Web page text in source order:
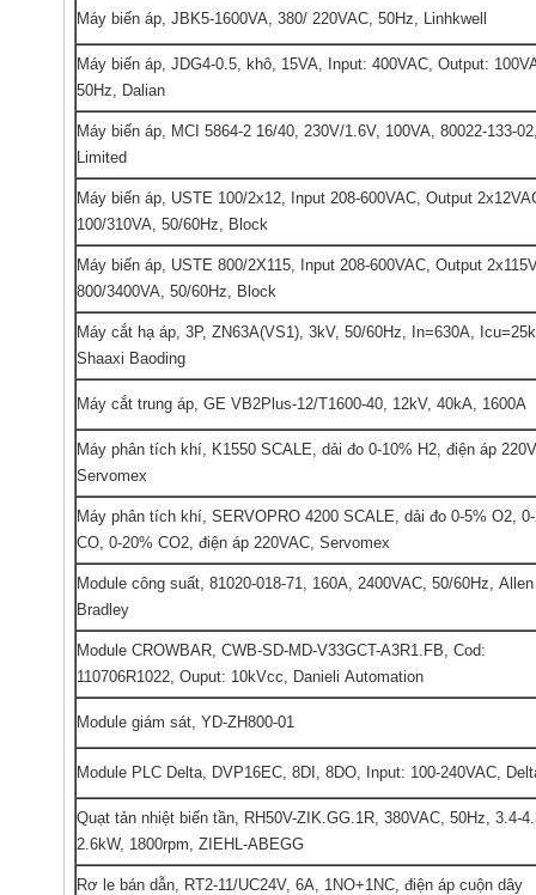
Máy biến áp, JBK5-1600VA, 380/ 220VAC, 50Hz, Linhkwell
Máy biến áp, JDG4-0.5, khô, 15VA, Input: 400VAC, Output:
50Hz, Dalian
Máy biến áp, MCI 5864-2 16/40, 230V/1.6V, 100VA, 80022-133-
Limited
Máy biến áp, USTE 100/2x12, Input 208-600VAC, Output
100/310VA, 50/60Hz, Block
Máy biến áp, USTE 800/2X115, Input 208-600VAC, Output
800/3400VA, 50/60Hz, Block
Máy cắt hạ áp, 3P, ZN63A(VS1), 3kV, 50/60Hz, In=630A,
Shaaxi Baoding
Máy cắt trung áp, GE VB2Plus-12/T1600-40, 12kV, 40kA, 1600A
Máy phân tích khí, K1550 SCALE, dải đo 0-10% H2, điện áp
Servomex
Máy phân tích khí, SERVOPRO 4200 SCALE, dải đo 0-5% O2,
CO, 0-20% CO2, điện áp 220VAC, Servomex
Module công suất, 81020-018-71, 160A, 2400VAC, 50/60Hz, Allen
Bradley
Module CROWBAR, CWB-SD-MD-V33GCT-A3R1.FB, Cod:
110706R1022, Ouput: 10kVcc, Danieli Automation
Module giám sát, YD-ZH800-01
Module PLC Delta, DVP16EC, 8DI, 8DO, Input: 100-240VAC,
Quạt tản nhiệt biến tần, RH50V-ZIK.GG.1R, 380VAC, 50Hz, 3.4-
2.6kW, 1800rpm, ZIEHL-ABEGG
Rơ le bán dẫn, RT2-11/UC24V, 6A, 1NO+1NC, điện áp cuộn dây